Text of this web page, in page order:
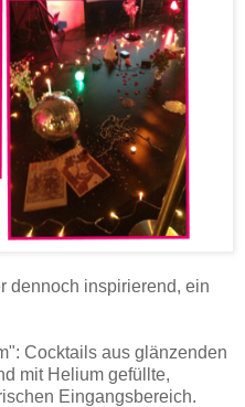
dennoch inspirierend, ein
Cocktails aus glänzenden
mit Helium gefüllte,
Eingangsbereich.